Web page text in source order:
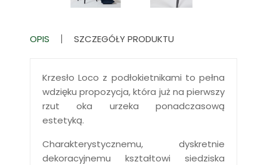
OPIS SZCZEGÓŁY PRODUKTU
Krzesło Loco z podłokietnikami to pełna
wdzięku propozycja, która już na pierwszy
rzut oka urzeka ponadczasową
estetyką.
Charakterystycznemu, dyskretnie
dekoracyjnemu kształtowi siedziska